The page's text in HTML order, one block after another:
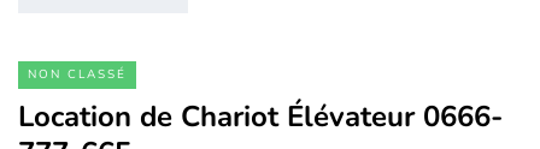
NON CLASSÉ
Location de Chariot Élévateur 0666-